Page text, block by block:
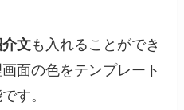
文も入れることができ
面の色をテンプレート
す。